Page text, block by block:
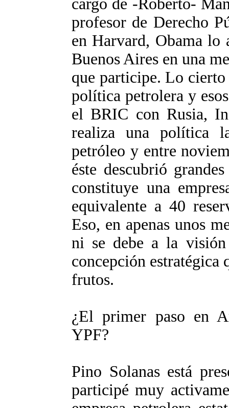
cargo de -Roberto-
profesor de Derecho
en Harvard, Obama lo
Buenos Aires en una
que participe. Lo cierto
política petrolera y
el BRIC con Rusia,
realiza una política
petróleo y entre
éste descubrió
constituye una
equivalente a 40
Eso, en apenas unos
ni se debe a la visión
concepción estratégica
frutos.
¿El primer paso en
YPF?
Pino Solanas está
participé muy